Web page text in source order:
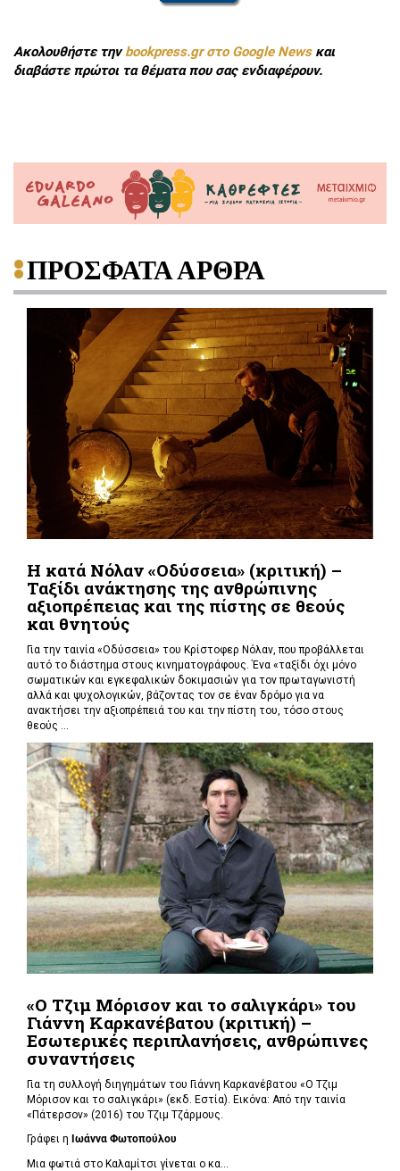
Ακολουθήστε τηνbookpress.gr στο Google Newsκαι
διαβάστε πρώτοι τα θέματα που σας ενδιαφέρουν.
ΠΡΟΣΦΑΤΑ ΑΡΘΡΑ
Η κατά Νόλαν «Οδύσσεια» (κριτική) –
Ταξίδι ανάκτησης της ανθρώπινης
αξιοπρέπειας και της πίστης σε θεούς
και θνητούς
Για την ταινία «Οδύσσεια» του Κρίστοφερ Νόλαν,που προβάλλεται
αυτό το διάστημα στους κινηματογράφους. Ένα «ταξίδι όχι μόνο
σωματικών και εγκεφαλικών δοκιμασιών για τον πρωταγωνιστή
αλλά και ψυχολογικών, βάζοντας τον σε έναν δρόμο για να
ανακτήσει την αξιοπρέπειά του και την πίστη του, τόσο στους
θεούς ...
«Ο Τζιμ Μόρισον και το σαλιγκάρι» του
Γιάννη Καρκανέβατου (κριτική) –
Εσωτερικές περιπλανήσεις, ανθρώπινες
συναντήσεις
Για τη συλλογή διηγημάτων του Γιάννη Καρκανέβατου «Ο Τζιμ
Μόρισον και το σαλιγκάρι» (εκδ. Εστία). Εικόνα: Από την ταινία
«Πάτερσον» (2016) του Τζιμ Τζάρμους.
Γράφει η Ιωάννα Φωτοπούλου
Μια φωτιά στο Καλαμίτσι γίνεται ο κα...